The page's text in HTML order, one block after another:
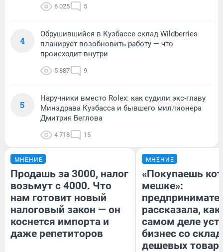
6 025 5
4
Обрушившийся в Кузбассе склад Wildberries
планирует возобновить работу — что
происходит внутри
5 887 9
5
Наручники вместо Rolex: как судили экс-главу
Минздрава Кузбасса и бывшего миллионера
Дмитрия Беглова
4 718 15
МНЕНИЕ
Продашь за 3000, налог
возьмут с 4000. Что
нам готовит новый
налоговый закон — он
коснется импорта и
даже репетиторов
МНЕНИЕ
«Покупаешь
мешке»:
рассказала, как
самом деле
бизнес со
дешевых